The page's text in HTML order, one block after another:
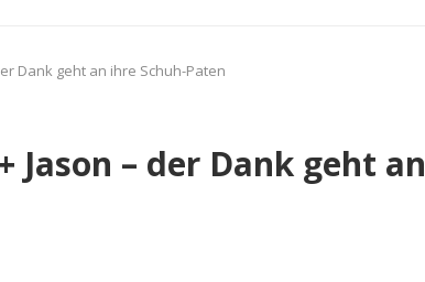
Dank geht an ihre Schuh-Paten
Jason – der Dank geht an